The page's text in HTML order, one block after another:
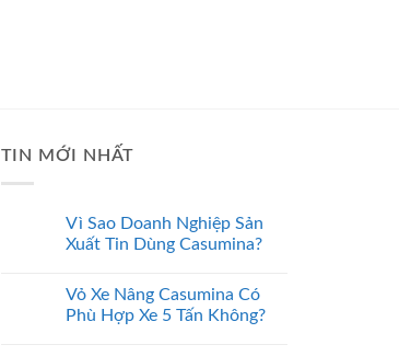
TIN MỚI NHẤT
Vì Sao Doanh Nghiệp Sản
Xuất Tin Dùng Casumina?
Vỏ Xe Nâng Casumina Có
Phù Hợp Xe 5 Tấn Không?